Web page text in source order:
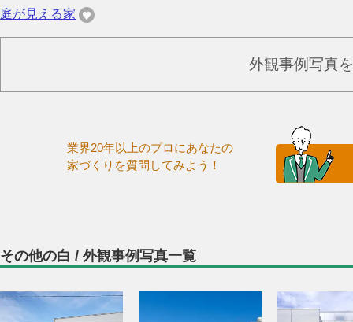
庭が見える家
外観事例写真
業界20年以上のプロにあなたの
家づくりを質問してみよう！
その他の白 / 外観事例写真一覧